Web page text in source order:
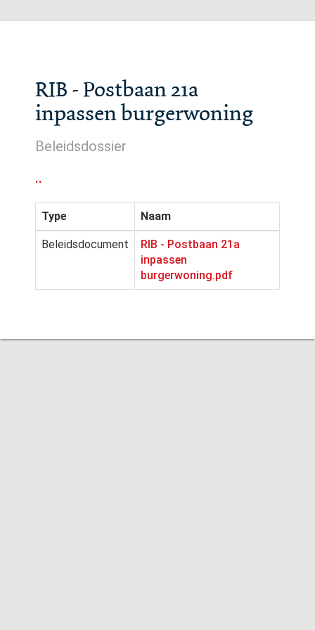
RIB - Postbaan 21a
inpassen burgerwoning
Beleidsdossier
..
Type Naam
Beleidsdocument
RIB - Postbaan 21a
inpassen
burgerwoning.pdf